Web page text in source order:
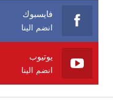
فايسبوك
انضم الينا
يوتيوب
انضم الينا